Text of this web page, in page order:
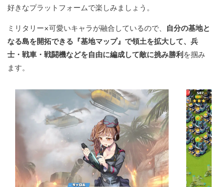
好きなプラットフォームで楽しみましょう。
ミリタリー×可愛いキャラが融合しているので、
自分の基地と
なる島を開拓できる『基地マップ』で領土を拡大して、兵
士・戦車・戦闘機などを自由に編成して敵に挑み勝利 を掴み
ます。